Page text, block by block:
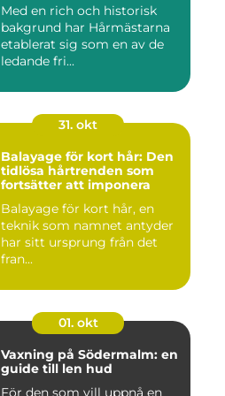
Med en rich och historisk
bakgrund har Hårmästarna
etablerat sig som en av de
ledande fri...
31. okt
Balayage för kort hår: Den
tidlösa hårtrenden som
fortsätter att imponera
Balayage för kort hår, en
teknik som namnet antyder
har sitt ursprung från det
fran...
01. okt
Vaxning på Södermalm: en
guide till len hud
För den som vill uppnå en